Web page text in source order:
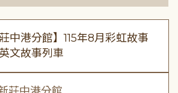
莊中港分館】115年8月彩虹故事
文故事列車